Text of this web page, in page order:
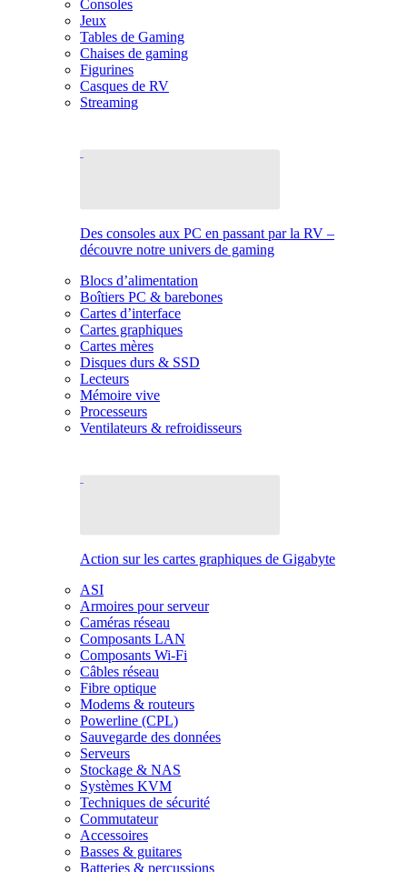
Consoles
Jeux
Tables de Gaming
Chaises de gaming
Figurines
Casques de RV
Streaming
Des consoles aux PC en passant par la RV –
découvre notre univers de gaming
Blocs d’alimentation
Boîtiers PC & barebones
Cartes d’interface
Cartes graphiques
Cartes mères
Disques durs & SSD
Lecteurs
Mémoire vive
Processeurs
Ventilateurs & refroidisseurs
Action sur les cartes graphiques de Gigabyte
ASI
Armoires pour serveur
Caméras réseau
Composants LAN
Composants Wi-Fi
Câbles réseau
Fibre optique
Modems & routeurs
Powerline (CPL)
Sauvegarde des données
Serveurs
Stockage & NAS
Systèmes KVM
Techniques de sécurité
Commutateur
Accessoires
Basses & guitares
Batteries & percussions